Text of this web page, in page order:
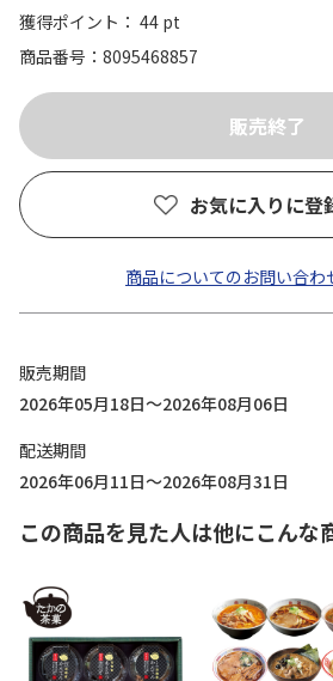
獲得ポイント： 44 pt
商品番号
8095468857
お気に入りに登
商品についてのお問い合わ
販売期間
2026年05月18日～2026年08月06日
配送期間
2026年06月11日～2026年08月31日
この商品を見た人は他にこんな